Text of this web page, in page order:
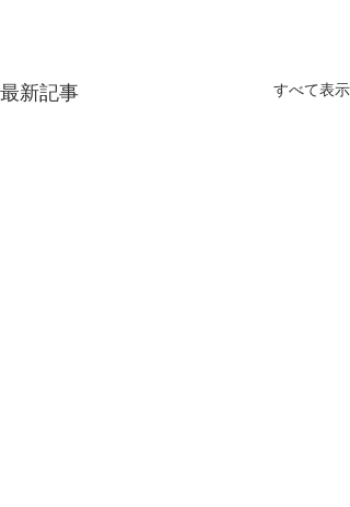
最新記事 すべて表示